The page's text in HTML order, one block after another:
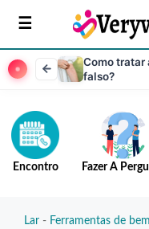
Como tratar
falso?
Encontro Fazer A
Lar - Ferramentas de